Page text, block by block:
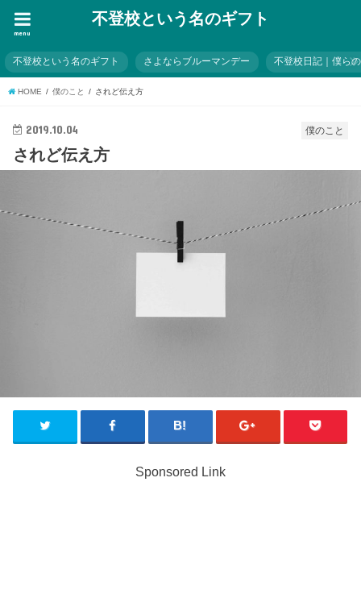
不登校という名のギフト
menu
不登校という名のギフト さよならブルーマンデー 不登校日記｜僕ら
HOME 僕のこと されど伝え方
僕のこと
2019.10.04
されど伝え方
Sponsored Link